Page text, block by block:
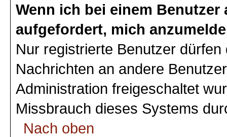
Wenn ich bei einem
aufgefordert, mich
Nur registrierte Benutzer
Nachrichten an andere
Administration freigeschaltet
Missbrauch dieses Systems
Nach oben